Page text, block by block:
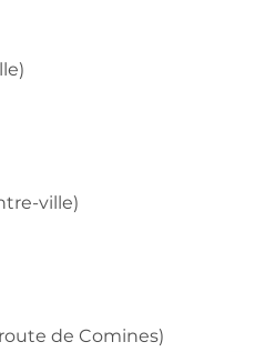
ville)
de Comines)